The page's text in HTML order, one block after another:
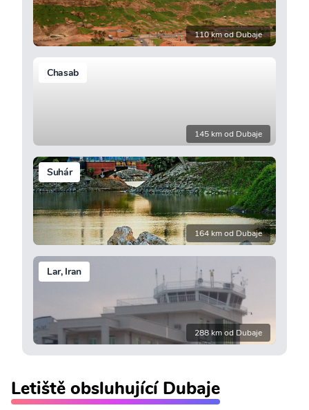
110 km od Dubaje
Chasab
145 km od Dubaje
Suhár
164 km od Dubaje
Lar, Iran
288 km od Dubaje
Letiště obsluhující Dubaje